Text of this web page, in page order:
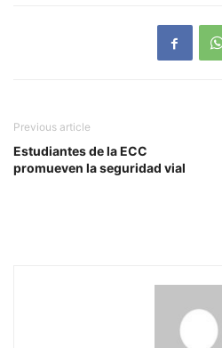
Previous article
Estudiantes de la ECC
promueven la seguridad vial